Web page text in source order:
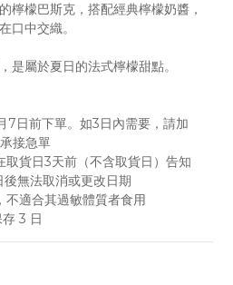
檸檬巴斯克，搭配經典檸檬奶醬，
口中交織。
是屬於夏日的法式檸檬甜點。
7日前下單。如3日內需要，請加
接急單
取貨日3天前（不含取貨日）告知
後無法取消或更改日期
不適合其過敏體質者食用
3 日